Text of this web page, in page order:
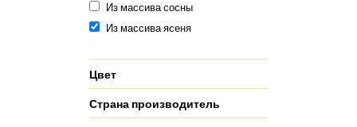
Из массива сосны
Из массива ясеня
Цвет
Страна производитель